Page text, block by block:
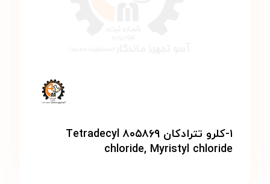
۱-کلرو تترادکان ۸۰۵۸۶۹ Tetradecyl
chloride, Myristyl chloride